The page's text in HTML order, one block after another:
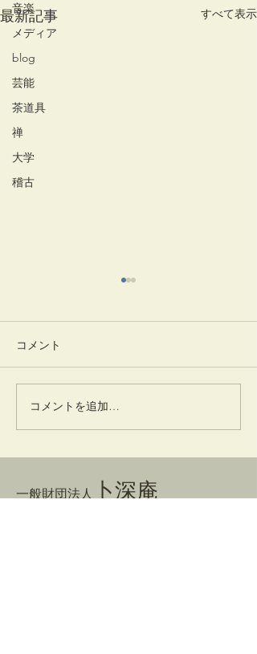
音楽
メディア
blog
芸能
茶道具
禅
大学
稽古
最新記事 すべて表示
およく餅
コメント
コメントを追加…
一般財団法人 卜深庵